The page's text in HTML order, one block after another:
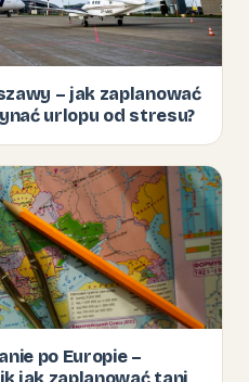
– jak zaplanować
urlopu od stresu?
po Europie –
jak zaplanować tani